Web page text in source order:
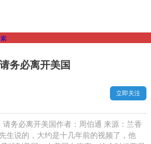
务必离开美国
立即关注
务必离开美国作者：周伯通 来源：兰香
生说的，大约是十几年前的视频了，他